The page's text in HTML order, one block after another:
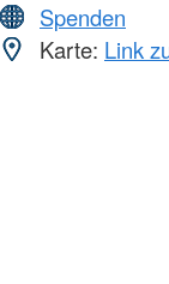
Spenden
Karte: Link